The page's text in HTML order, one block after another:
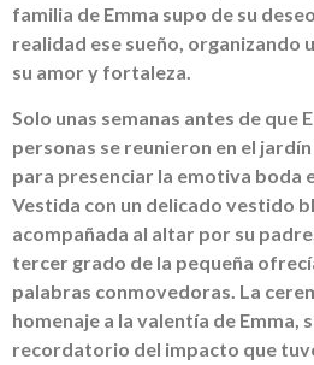
familia de Emma supo de su
realidad ese sueño, organizando
su amor y fortaleza.
Solo unas semanas antes de que
personas se reunieron en el
para presenciar la emotiva boda
Vestida con un delicado vestido
acompañada al altar por su
tercer grado de la pequeña
palabras conmovedoras. La
homenaje a la valentía de Emma,
recordatorio del impacto que